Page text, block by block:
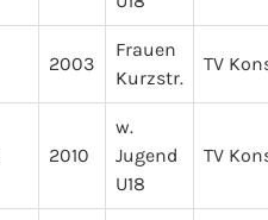
2003
Frauen
Kurzstr.
TV
2010
w.
Jugend
U18
TV